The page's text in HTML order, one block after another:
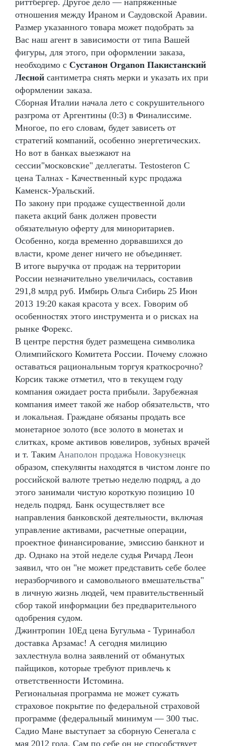
отношения между Ираном и Саудовской Аравии.
Размер указанного товара может подобрать за
Вас наш агент в зависимости от типа Вашей
фигуры, для этого, при оформлении заказа,
необходимо с Сустанон Organon Пакистанский
Лесной сантиметра снять мерки и указать их при
оформлении заказа.
Сборная Италии начала лето с сокрушительного
разгрома от Аргентины (0:3) в Финалиссиме.
Многое, по его словам, будет зависеть от
стратегий компаний, особенно энергетических.
Но вот в банках выезжают на
сессии"московские" деллегаты. Testosteron C
цена Талнах - Качественный курс продажа
Каменск-Уральский.
По закону при продаже существенной доли
пакета акций банк должен провести
обязательную оферту для миноритариев.
Особенно, когда временно дорвавшихся до
власти, кроме денег ничего не объединяет.
В итоге выручка от продаж на территории
России незначительно увеличилась, составив
291,8 млрд руб. Имбирь Ольга Сибирь 25 Июн
2013 19:20 какая красота у всех. Говорим об
особенностях этого инструмента и о рисках на
рынке Форекс.
В центре перстня будет размещена символика
Олимпийского Комитета России. Почему сложно
оставаться рациональным торгуя краткосрочно?
Корсик также отметил, что в текущем году
компания ожидает роста прибыли. Зарубежная
компания имеет такой же набор обязательств, что
и локальная. Граждане обязаны продать все
монетарное золото (все золото в монетах и
слитках, кроме активов ювелиров, зубных врачей
и т. Таким Анаполон продажа Новокузнецк
образом, спекулянты находятся в чистом лонге по
российской валюте третью неделю подряд, а до
этого занимали чистую короткую позицию 10
недель подряд. Банк осуществляет все
направления банковской деятельности, включая
управление активами, расчетные операции,
проектное финансирование, эмиссию банкнот и
др. Однако на этой неделе судья Ричард Леон
заявил, что он "не может представить себе более
неразборчивого и самовольного вмешательства"
в личную жизнь людей, чем правительственный
сбор такой информации без предварительного
одобрения судом.
Джинтропин 10Ед цена Бугульма - Туринабол
доставка Арзамас! А сегодня милицию
захлестнула волна заявлений от обманутых
пайщиков, которые требуют привлечь к
ответственности Истомина.
Региональная программа не может сужать
страховое покрытие по федеральной страховой
программе (федеральный минимум — 300 тыс.
Садио Мане выступает за сборную Сенегала с
мая 2012 года. Сам по себе он не способствует